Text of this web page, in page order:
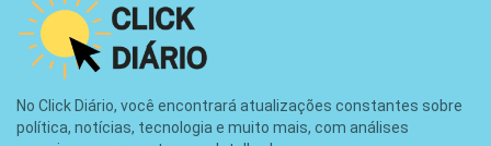
No Click Diário, você encontrará atualizações constantes sobre
política, notícias, tecnologia e muito mais, com análises